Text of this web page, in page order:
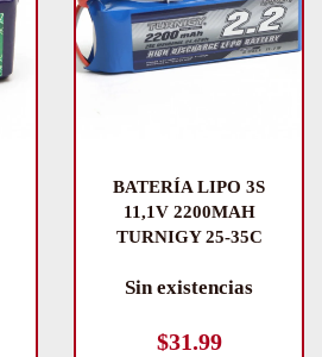
BATERÍA LIPO 3S
11,1V 2200MAH
TURNIGY 25-35C
Sin existencias
$31.99